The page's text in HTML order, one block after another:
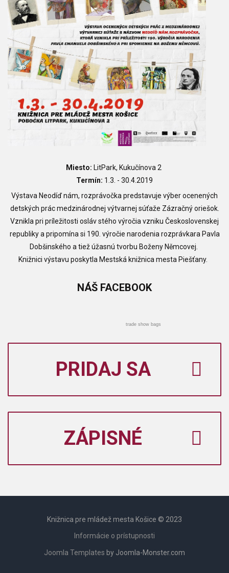
Miesto: LitPark, Kukučínova 2
Termín: 1.3. - 30.4.2019
Výstava Neodíď nám, rozprávočka predstavuje výber ocenených
detských prác medzinárodnej výtvarnej súťaže Zázračný oriešok.
Vznikla pri príležitosti osláv stého výročia vzniku Československej
republiky a pripomína si 190. výročie narodenia rozprávkara Pavla
Dobšinského a tiež úžasnú tvorbu Boženy Němcovej.
Knižnici výstavu poskytla Mestská knižnica mesta Piešťany.
NÁŠ FACEBOOK
trade show bags
PRIDAJ SA
ZÁPISNÉ
Knižnica pre mládež mesta Košice © 2023
Informácie o prístupnosti
Joomla Templates by Joomla-Monster.com